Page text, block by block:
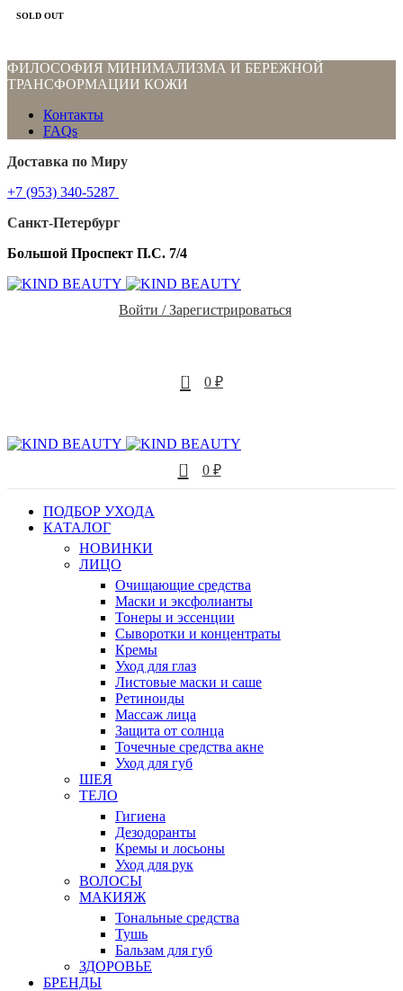
ФИЛОСОФИЯ МИНИМАЛИЗМА И БЕРЕЖНОЙ
ТРАНСФОРМАЦИИ КОЖИ
Контакты
FAQs
Доставка по Миру
+7 (953) 340-5287
Санкт-Петербург
Большой Проспект П.С. 7/4
Войти / Зарегистрироваться
0 0 ₽
0 0 ₽
ПОДБОР УХОДА
КАТАЛОГ
НОВИНКИ
ЛИЦО
Очищающие средства
Маски и эксфолианты
Тонеры и эссенции
Сыворотки и концентраты
Кремы
Уход для глаз
Листовые маски и саше
Ретиноиды
Массаж лица
Защита от солнца
Точечные средства акне
Уход для губ
ШЕЯ
ТЕЛО
Гигиена
Дезодоранты
Кремы и лосьоны
Уход для рук
ВОЛОСЫ
МАКИЯЖ
Тональные средства
Тушь
Бальзам для губ
ЗДОРОВЬЕ
БРЕНДЫ
SOLD OUT